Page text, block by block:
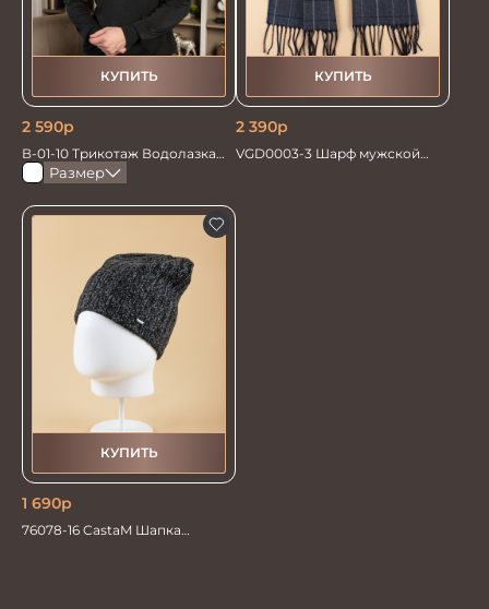
КУПИТЬ
2 590р
В-01-10 Трикотаж Водолазка
черная
КУПИТЬ
2 390р
VGD0003-3 Шарф мужской
Размер
КУПИТЬ
1 690р
76078-16 CastaM Шапка